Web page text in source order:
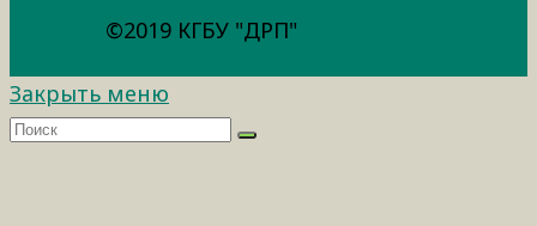
©2019 КГБУ "ДРП"
Закрыть меню